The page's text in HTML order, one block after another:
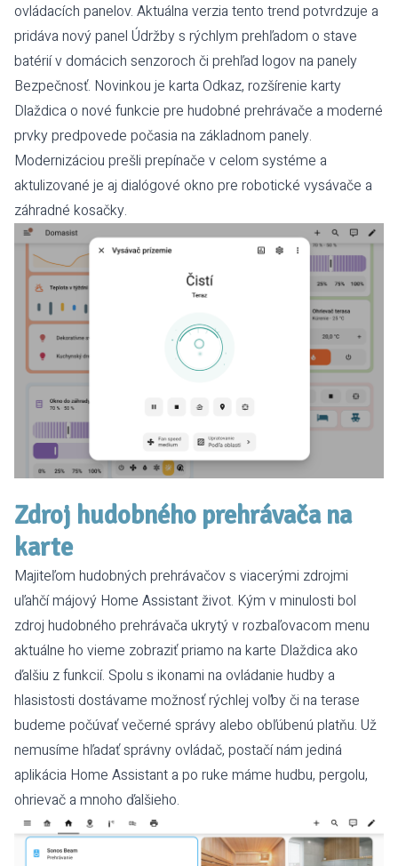
ovládacích panelov. Aktuálna verzia tento trend potvrdzuje a
pridáva nový panel Údržby s rýchlym prehľadom o stave
batérií v domácich senzoroch či prehľad logov na panely
Bezpečnosť. Novinkou je karta Odkaz, rozšírenie karty
Dlaždica o nové funkcie pre hudobné prehrávače a moderné
prvky predpovede počasia na základnom panely.
Modernizáciou prešli prepínače v celom systéme a
aktulizované je aj dialógové okno pre robotické vysávače a
záhradné kosačky.
Zdroj hudobného prehrávača na
karte
Majiteľom hudobných prehrávačov s viacerými zdrojmi
uľahčí májový Home Assistant život. Kým v minulosti bol
zdroj hudobného prehrávača ukrytý v rozbaľovacom menu
aktuálne ho vieme zobraziť priamo na karte Dlaždica ako
ďalšiu z funkcií. Spolu s ikonami na ovládanie hudby a
hlasistosti dostávame možnosť rýchlej voľby či na terase
budeme počúvať večerné správy alebo obľúbenú platňu. Už
nemusíme hľadať správny ovládač, postačí nám jediná
aplikácia Home Assistant a po ruke máme hudbu, pergolu,
ohrievač a mnoho ďalšieho.